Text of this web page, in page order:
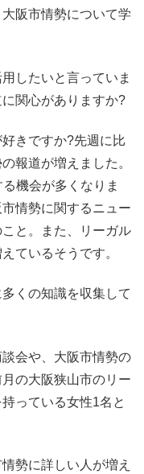
阪市情勢について学
したいと言っていま
関心がありますか?
きですか?先週に比
報道が増えました。
機会が多くなりま
情勢に関するニュー
と。また、リーガル
ているそうです。
くの知識を収集して
会や、大阪市情勢の
の大阪狭山市のリー
っている女性1名と
勢に詳しい人が増え